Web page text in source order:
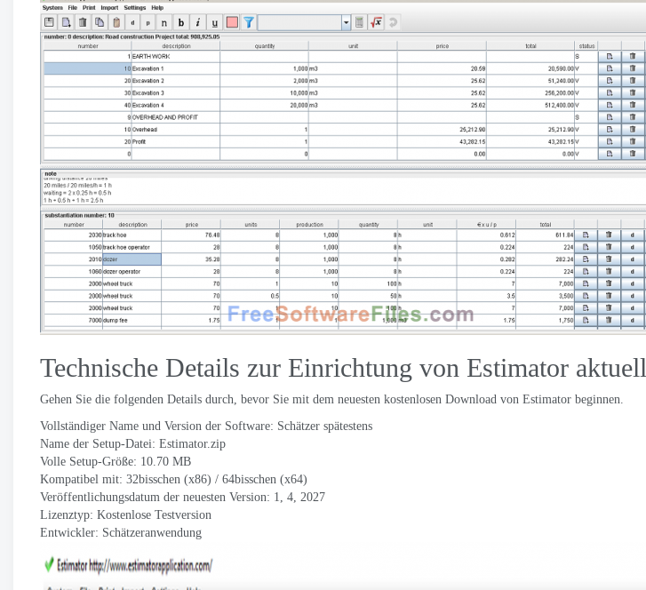
Technische Details zur Einrichtung von Estimator aktuell
Gehen Sie die folgenden Details durch, bevor Sie mit dem neuesten kostenlosen Download von Estimator beginnen.
Vollständiger Name und Version der Software: Schätzer spätestens
Name der Setup-Datei: Estimator.zip
Volle Setup-Größe: 10.70 MB
Kompatibel mit: 32bisschen (x86) / 64bisschen (x64)
Veröffentlichungsdatum der neuesten Version: 1, 4, 2027
Lizenztyp: Kostenlose Testversion
Entwickler: Schätzeranwendung